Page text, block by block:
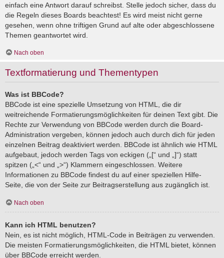
einfach eine Antwort darauf schreibst. Stelle jedoch sicher, dass du
die Regeln dieses Boards beachtest! Es wird meist nicht gerne
gesehen, wenn ohne triftigen Grund auf alte oder abgeschlossene
Themen geantwortet wird.
Nach oben
Textformatierung und Thementypen
Was ist BBCode?
BBCode ist eine spezielle Umsetzung von HTML, die dir
weitreichende Formatierungsmöglichkeiten für deinen Text gibt. Die
Rechte zur Verwendung von BBCode werden durch die Board-
Administration vergeben, können jedoch auch durch dich für jeden
einzelnen Beitrag deaktiviert werden. BBCode ist ähnlich wie HTML
aufgebaut, jedoch werden Tags von eckigen („[“ und „]“) statt
spitzen („<“ und „>“) Klammern eingeschlossen. Weitere
Informationen zu BBCode findest du auf einer speziellen Hilfe-
Seite, die von der Seite zur Beitragserstellung aus zugänglich ist.
Nach oben
Kann ich HTML benutzen?
Nein, es ist nicht möglich, HTML-Code in Beiträgen zu verwenden.
Die meisten Formatierungsmöglichkeiten, die HTML bietet, können
über BBCode erreicht werden.